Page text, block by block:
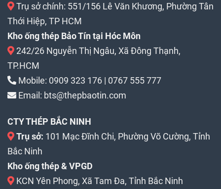
Trụ sở chính: 551/156 Lê Văn Khương, Phường Tân
Thới Hiệp, TP HCM
Kho ống thép Bảo Tín tại Hóc Môn
242/26 Nguyễn Thị Ngâu, Xã Đông Thạnh,
TP.HCM
Mobile: 0909 323 176 | 0767 555 777
Email: bts@thepbaotin.com
CTY THÉP BẮC NINH
Trụ sở: 101 Mạc Đĩnh Chi, Phường Võ Cường, Tỉnh
Bắc Ninh
Kho ống thép & VPGD
KCN Yên Phong, Xã Tam Đa, Tỉnh Bắc Ninh